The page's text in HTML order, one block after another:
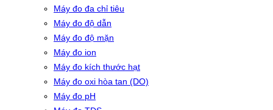
Máy đo đa chỉ tiêu
Máy đo độ dẫn
Máy đo độ mặn
Máy đo ion
Máy đo kích thước hạt
Máy đo oxi hòa tan (DO)
Máy đo pH